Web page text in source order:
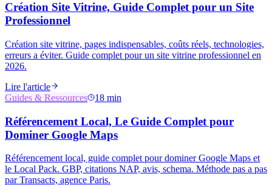
Création Site Vitrine, Guide Complet pour un Site
Professionnel
Création site vitrine, pages indispensables, coûts réels, technologies,
erreurs a éviter. Guide complet pour un site vitrine professionnel en
2026.
Lire l'article
Guides & Ressources
18 min
Référencement Local, Le Guide Complet pour
Dominer Google Maps
Référencement local, guide complet pour dominer Google Maps et
le Local Pack. GBP, citations NAP, avis, schema. Méthode pas a pas
par Transacts, agence Paris.